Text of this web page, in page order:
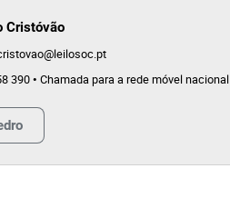
Cristóvão
390 • Chamada para a rede móvel nacional